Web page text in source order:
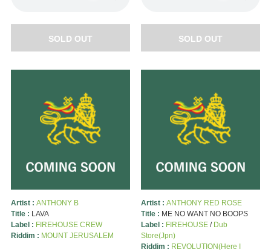
SOLD OUT SOLD OUT
Artist : ANTHONY B
Title : LAVA
Label : FIREHOUSE CREW
Riddim : MOUNT JERUSALEM
Artist : ANTHONY RED ROSE
Title : ME NO WANT NO BOOPS
Label : FIREHOUSE/ Dub
Store(Jpn)
Riddim : REVOLUTION(Here I